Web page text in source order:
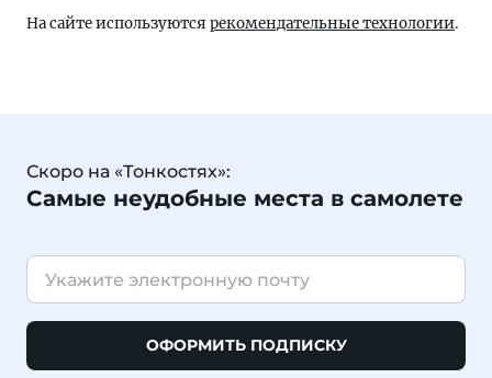
На сайте используются рекомендательные технологии.
Скоро на «Тонкостях»:
Самые неудобные места в самолете
ОФОРМИТЬ ПОДПИСКУ